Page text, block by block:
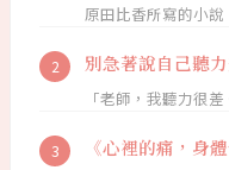
原田比香所寫的小
別急著說自己聽
「老師，我聽力很
《心裡的痛，身